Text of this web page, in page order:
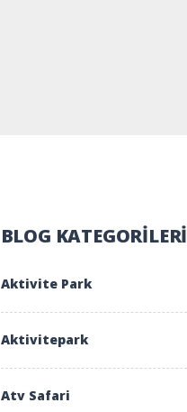
BLOG KATEGORILERI
Aktivite Park
Aktivitepark
Atv Safari